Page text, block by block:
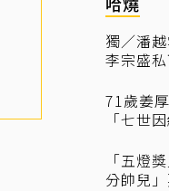
獨／潘
李宗盛
71歲姜
「七世
「五燈
分帥兒